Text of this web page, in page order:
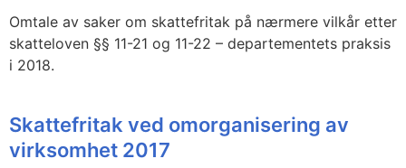
Omtale av saker om skattefritak på nærmere vilkår etter
skatteloven §§ 11-21 og 11-22 – departementets praksis
i 2018.
Skattefritak ved omorganisering av
virksomhet 2017